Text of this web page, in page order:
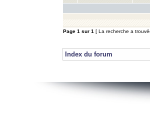
Page 1 sur 1 [ La recherche a
Index du forum